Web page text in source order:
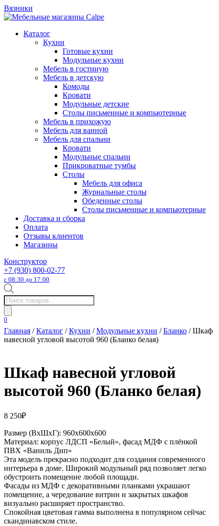
Вязники
Каталог
Кухни
Готовые кухни
Модульные кухни
Мебель в гостиную
Мебель в детскую
Комоды
Кровати
Модульные детские
Столы письменные и компьютерные
Мебель в прихожую
Мебель для ванной
Мебель для спальни
Кровати
Модульные спальни
Прикроватные тумбы
Столы
Мебель для офиса
Журнальные столы
Обеденные столы
Столы письменные и компьютерные
Доставка и сборка
Оплата
Отзывы клиентов
Магазины
Конструктор
+7 (930) 800-02-77
с 08:30 до 17:00
Поиск
товаров
0
Главная /Каталог /Кухни /Модульные кухни /Бланко / Шкаф
навесной угловой высотой 960 (Бланко белая)
Шкаф навесной угловой
высотой 960 (Бланко белая)
8 250₽
Размер (ВхШхГ): 960х600х600
Материал: корпус ЛДСП «Белый», фасад МДФ с плёнкой
ПВХ «Ваниль Дип»
Эта модель прекрасно подходит для создания современного
интерьера в доме. Широкий модульный ряд позволяет легко
обустроить помещение любой площади.
Фасады из МДФ с декоративными планками украшают
помещение, а чередование витрин и закрытых шкафов
визуально расширяет пространство.
Спокойная цветовая гамма выполнена в популярном сейчас
скандинавском стиле.